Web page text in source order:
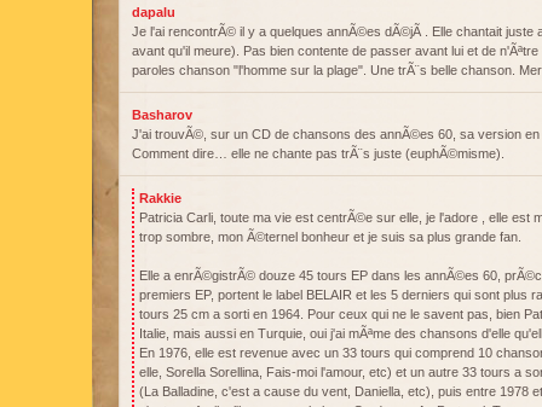
dapalu
Je l'ai rencontrÃ© il y a quelques annÃ©es dÃ©jÃ . Elle chantait juste
avant qu'il meure). Pas bien contente de passer avant lui et de
paroles chanson "l'homme sur la plage". Une trÃ¨s belle chanson.
Basharov
J'ai trouvÃ©, sur un CD de chansons des annÃ©es 60, sa version en
Comment dire… elle ne chante pas trÃ¨s juste (euphÃ©misme).
Rakkie
Patricia Carli, toute ma vie est centrÃ©e sur elle, je l'adore , elle est
trop sombre, mon Ã©ternel bonheur et je suis sa plus grande fan.
Elle a enrÃ©gistrÃ© douze 45 tours EP dans les annÃ©es 60,
premiers EP, portent le label BELAIR et les 5 derniers qui sont plus
tours 25 cm a sorti en 1964. Pour ceux qui ne le savent pas, bien
Italie, mais aussi en Turquie, oui j'ai mÃªme des chansons d'elle
En 1976, elle est revenue avec un 33 tours qui comprend 10
elle, Sorella Sorellina, Fais-moi l'amour, etc) et un autre 33 tours a
(La Balladine, c'est a cause du vent, Daniella, etc), puis entre 1978